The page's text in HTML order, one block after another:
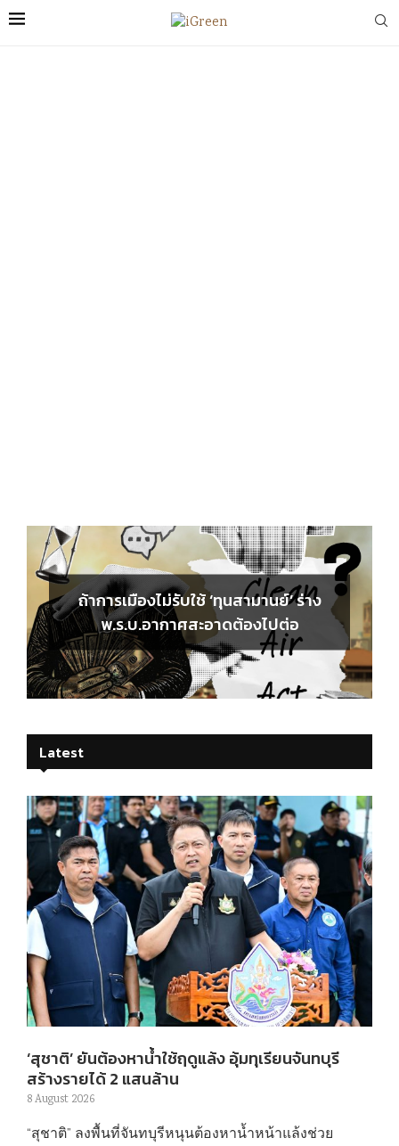
ถ้าการเมืองไม่รับใช้ ‘ทุนสามานย์’ ร่าง
พ.ร.บ.อากาศสะอาดต้องไปต่อ
Latest
‘สุชาติ’ ยันต้องหาน้ำใช้ฤดูแล้ง อุ้มทุเรียนจันทบุรี
สร้างรายได้ 2 แสนล้าน
8 August 2026
“สุชาติ” ลงพื้นที่จันทบุรีหนุนต้องหาน้ำหน้าแล้งช่วย